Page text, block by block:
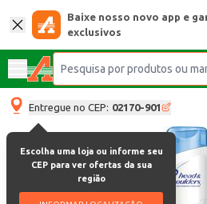
Baixe nosso novo app e
exclusivos
Entregue no CEP: 02170-901
Escolha uma loja ou informe seu
CEP para ver ofertas da sua
região